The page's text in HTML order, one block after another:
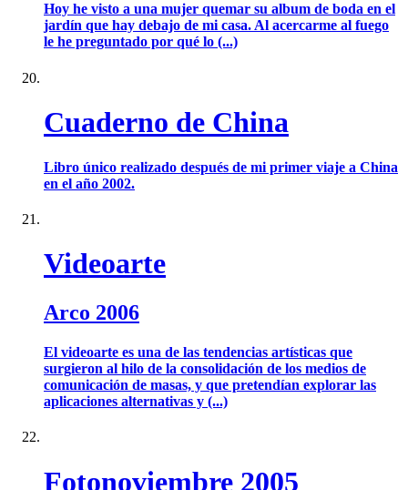
Hoy he visto a una mujer quemar su album de boda en el
jardín que hay debajo de mi casa. Al acercarme al fuego
le he preguntado por qué lo (...)
Cuaderno de China
Libro único realizado después de mi primer viaje a China
en el año 2002.
Videoarte
Arco 2006
El videoarte es una de las tendencias artísticas que
surgieron al hilo de la consolidación de los medios de
comunicación de masas, y que pretendían explorar las
aplicaciones alternativas y (...)
Fotonoviembre 2005